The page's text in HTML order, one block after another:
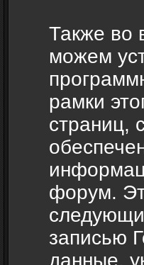
Также во
можем
рамки
страниц,
форум.
записью
данные,